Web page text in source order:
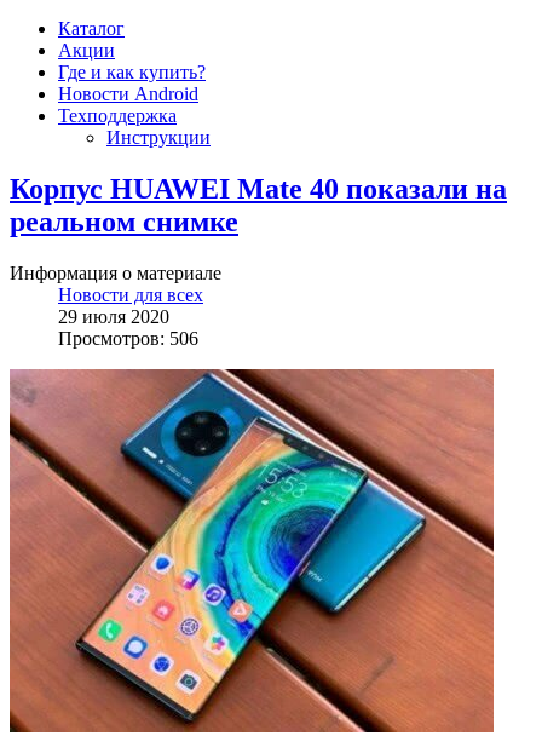
Каталог
Акции
Где и как купить?
Новости Android
Техподдержка
Инструкции
Корпус HUAWEI Mate 40 показали на
реальном снимке
Информация о материале
Новости для всех
29 июля 2020
Просмотров: 506